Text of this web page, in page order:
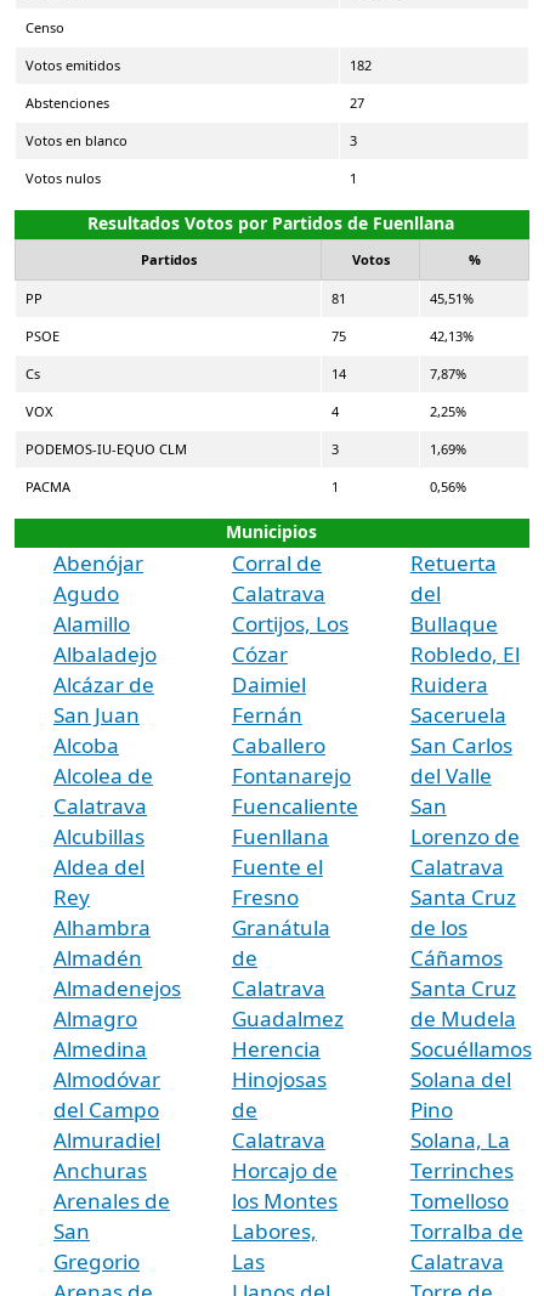
Censo
Votos emitidos 182
Abstenciones 27
Votos en blanco 3
Votos nulos 1
Resultados Votos por Partidos de Fuenllana
Partidos Votos %
PP 81 45,51%
PSOE 75 42,13%
Cs 14 7,87%
VOX 4 2,25%
PODEMOS-IU-EQUO CLM 3 1,69%
PACMA 1 0,56%
Municipios
Abenójar
Agudo
Alamillo
Albaladejo
Alcázar de
San Juan
Alcoba
Alcolea de
Calatrava
Alcubillas
Aldea del
Rey
Alhambra
Almadén
Almadenejos
Almagro
Almedina
Almodóvar
del Campo
Almuradiel
Anchuras
Arenales de
San
Gregorio
Corral de
Calatrava
Cortijos, Los
Cózar
Daimiel
Fernán
Caballero
Fontanarejo
Fuencaliente
Fuenllana
Fuente el
Fresno
Granátula
de
Calatrava
Guadalmez
Herencia
Hinojosas
de
Calatrava
Horcajo de
los Montes
Labores,
Las
Retuerta
del
Bullaque
Robledo, El
Ruidera
Saceruela
San Carlos
del Valle
San
Lorenzo de
Calatrava
Santa Cruz
de los
Cáñamos
Santa Cruz
de Mudela
Socuéllamos
Solana del
Pino
Solana, La
Terrinches
Tomelloso
Torralba de
Calatrava